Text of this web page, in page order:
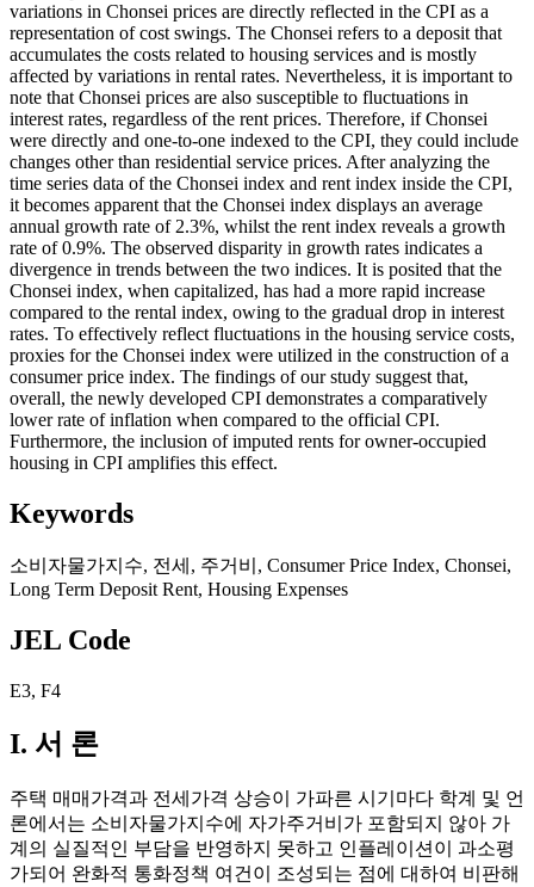
variations in Chonsei prices are directly reflected in the CPI as a
representation of cost swings. The Chonsei refers to a deposit that
accumulates the costs related to housing services and is mostly
affected by variations in rental rates. Nevertheless, it is important to
note that Chonsei prices are also susceptible to fluctuations in
interest rates, regardless of the rent prices. Therefore, if Chonsei
were directly and one-to-one indexed to the CPI, they could include
changes other than residential service prices. After analyzing the
time series data of the Chonsei index and rent index inside the CPI,
it becomes apparent that the Chonsei index displays an average
annual growth rate of 2.3%, whilst the rent index reveals a growth
rate of 0.9%. The observed disparity in growth rates indicates a
divergence in trends between the two indices. It is posited that the
Chonsei index, when capitalized, has had a more rapid increase
compared to the rental index, owing to the gradual drop in interest
rates. To effectively reflect fluctuations in the housing service costs,
proxies for the Chonsei index were utilized in the construction of a
consumer price index. The findings of our study suggest that,
overall, the newly developed CPI demonstrates a comparatively
lower rate of inflation when compared to the official CPI.
Furthermore, the inclusion of imputed rents for owner-occupied
housing in CPI amplifies this effect.
Keywords
소비자물가지수, 전세 , 주거비 , Consumer Price Index, Chonsei,
Long Term Deposit Rent, Housing Expenses
JEL Code
E3, F4
I. 서 론
주택 매매가격과 전세가격 상승이 가파른 시기마다 학계 및 언
론에서는 소비자물가지수에 자가주거비가 포함되지 않아 가
계의 실질적인 부담을 반영하지 못하고 인플레이션이 과소평
가되어 완화적 통화정책 여건이 조성되는 점에 대하여 비판해